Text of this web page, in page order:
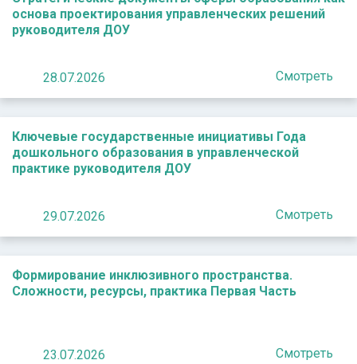
основа проектирования управленческих решений
руководителя ДОУ
28.07.2026 Смотреть
Ключевые государственные инициативы Года
дошкольного образования в управленческой
практике руководителя ДОУ
29.07.2026 Смотреть
Формирование инклюзивного пространства.
Сложности, ресурсы, практика Первая Часть
23.07.2026 Смотреть